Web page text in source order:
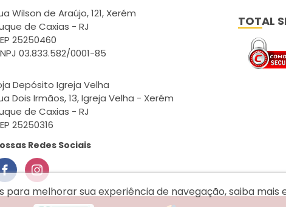
Wilson de Araújo, 121, Xerém
de Caxias - RJ
25250460
03.833.582/0001-85
Depósito Igreja Velha
Dois Irmãos, 13, Igreja Velha - Xerém
de Caxias - RJ
25250316
Redes Sociais
TOTAL
melhorar sua experiência de navegação, saiba mais